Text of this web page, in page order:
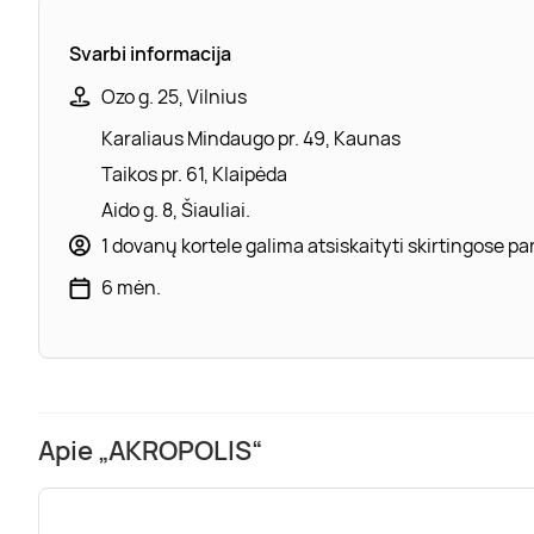
Svarbi informacija
Ozo g. 25, Vilnius
Karaliaus Mindaugo pr. 49, Kaunas
Taikos pr. 61, Klaipėda
Aido g. 8, Šiauliai.
1 dovanų kortele galima atsiskaityti skirtingose
6 mėn.
Apie „AKROPOLIS“